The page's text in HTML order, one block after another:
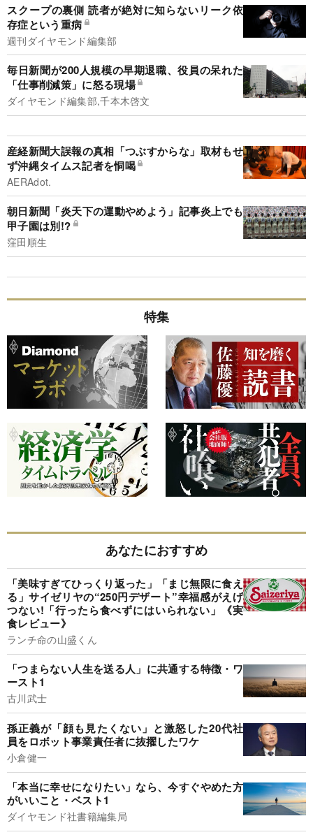
スクープの裏側 読者が絶対に知らないリーク依
存症という重病
週刊ダイヤモンド編集部
毎日新聞が200人規模の早期退職、役員の呆れた
「仕事削減策」に怒る現場
ダイヤモンド編集部,千本木啓文
産経新聞大誤報の真相「つぶすからな」取材もせ
ず沖縄タイムス記者を恫喝
AERAdot.
朝日新聞「炎天下の運動やめよう」記事炎上でも
甲子園は別!?
窪田順生
特集
あなたにおすすめ
「美味すぎてひっくり返った」「まじ無限に食え
る」サイゼリヤの“250円デザート”幸福感がえげ
つない!「行ったら食べずにはいられない」《実
食レビュー》
ランチ命の山盛くん
「つまらない人生を送る人」に共通する特徴・ワ
ースト1
古川武士
孫正義が「顔も見たくない」と激怒した20代社
員をロボット事業責任者に抜擢したワケ
小倉健一
「本当に幸せになりたい」なら、今すぐやめた方
がいいこと・ベスト1
ダイヤモンド社書籍編集局